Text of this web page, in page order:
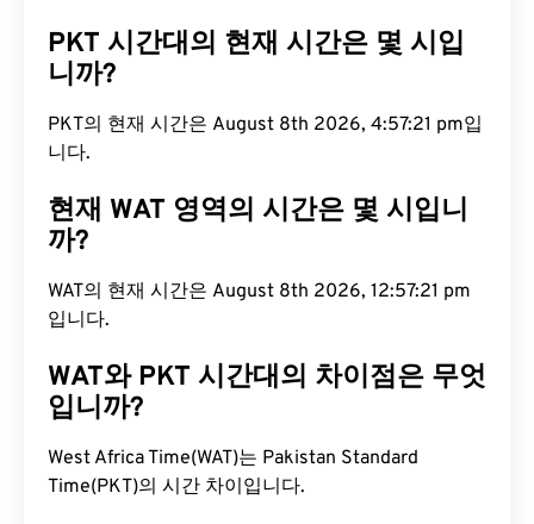
PKT 시간대의 현재 시간은 몇 시입
니까?
PKT의 현재 시간은 August 8th 2026, 4:57:22 pm
입니다.
현재 WAT 영역의 시간은 몇 시입니
까?
WAT의 현재 시간은 August 8th 2026, 12:57:22 pm
입니다.
WAT와 PKT 시간대의 차이점은 무엇
입니까?
West Africa Time(WAT)는 Pakistan Standard
Time(PKT)의 시간 차이입니다.